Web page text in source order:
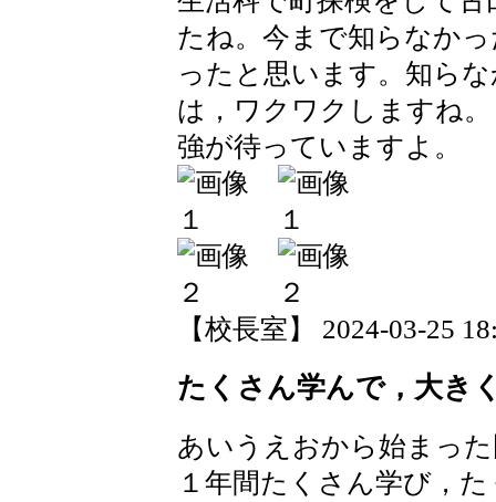
たね。今まで知らなか
ったと思います。知ら
は，ワクワクしますね
強が待っていますよ。
【校長室】 2024-03-25
たくさん学んで，大き
あいうえおから始まっ
１年間たくさん学び，